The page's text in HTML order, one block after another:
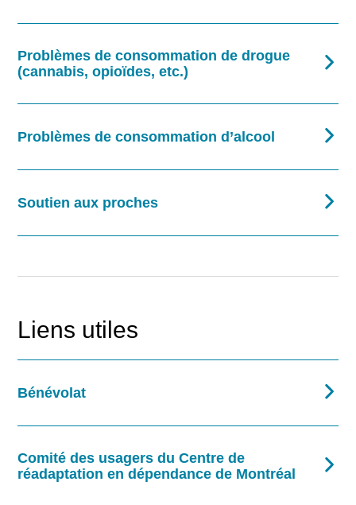
Problèmes de consommation de drogue
(cannabis, opioïdes, etc.)
Problèmes de consommation d’alcool
Soutien aux proches
Liens utiles
Bénévolat
Comité des usagers du Centre de
réadaptation en dépendance de Montréal